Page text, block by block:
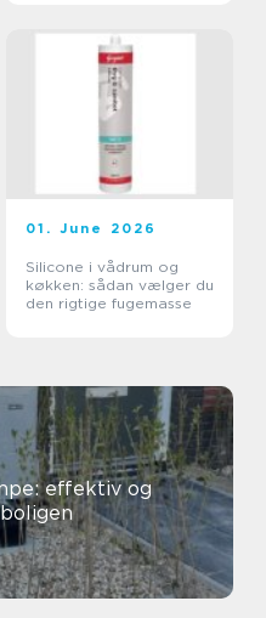
01. June 2026
Silicone i vådrum og
køkken: sådan vælger du
den rigtige fugemasse
effektiv og